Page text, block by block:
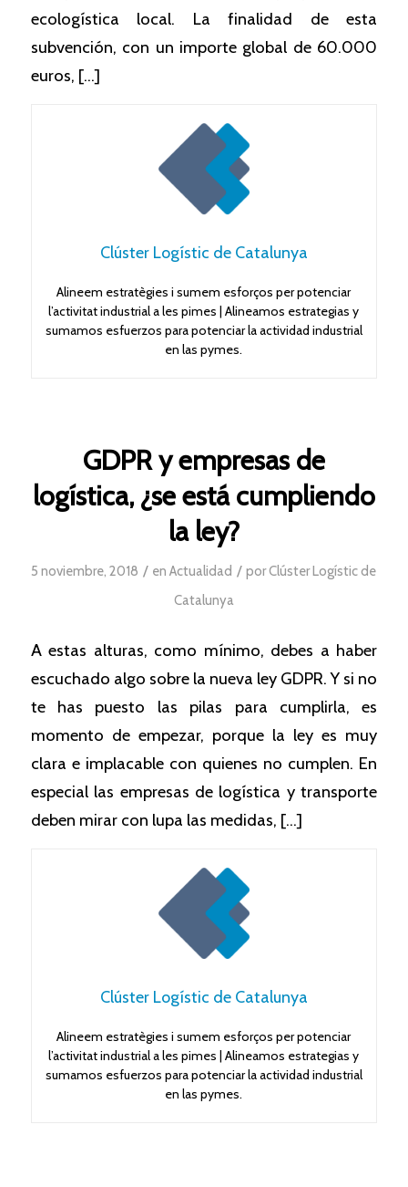
ecologística local. La finalidad de esta
subvención, con un importe global de 60.000
euros, […]
Clúster Logístic de Catalunya
Alineem estratègies i sumem esforços per potenciar
l’activitat industrial a les pimes | Alineamos estrategias y
sumamos esfuerzos para potenciar la actividad industrial
en las pymes.
GDPR y empresas de
logística, ¿se está cumpliendo
la ley?
5 noviembre, 2018 / enActualidad / porClúster Logístic de
Catalunya
A estas alturas, como mínimo, debes a haber
escuchado algo sobre la nueva ley GDPR. Y si no
te has puesto las pilas para cumplirla, es
momento de empezar, porque la ley es muy
clara e implacable con quienes no cumplen. En
especial las empresas de logística y transporte
deben mirar con lupa las medidas, […]
Clúster Logístic de Catalunya
Alineem estratègies i sumem esforços per potenciar
l’activitat industrial a les pimes | Alineamos estrategias y
sumamos esfuerzos para potenciar la actividad industrial
en las pymes.